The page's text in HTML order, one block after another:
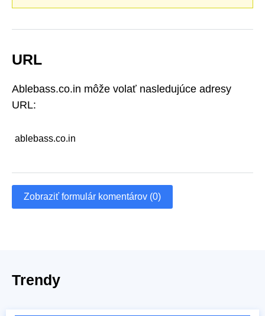
URL
Ablebass.co.in môže volať nasledujúce adresy
URL:
ablebass.co.in
Zobraziť formulár komentárov (0)
Trendy